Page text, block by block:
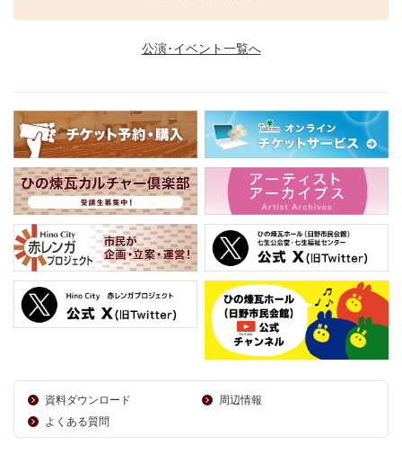
公演･イベント一覧へ
資料ダウンロード
周辺情報
よくある質問